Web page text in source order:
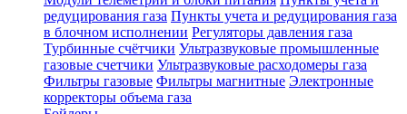
редуцирования газа Пункты учета и редуцирования газа
в блочном исполнении Регуляторы давления газа
Турбинные счётчики Ультразвуковые промышленные
газовые счетчики Ультразвуковые расходомеры газа
Фильтры газовые Фильтры магнитные Электронные
корректоры объема газа